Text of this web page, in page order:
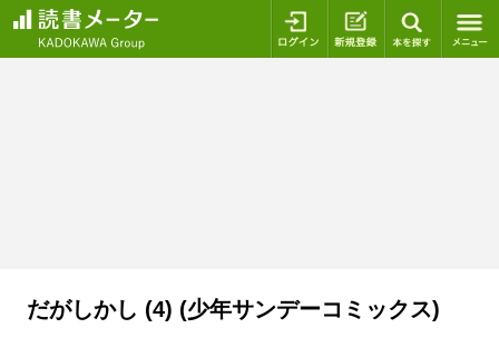
ログイン 新規登録
だがしかし (4) (少年サンデーコミックス)